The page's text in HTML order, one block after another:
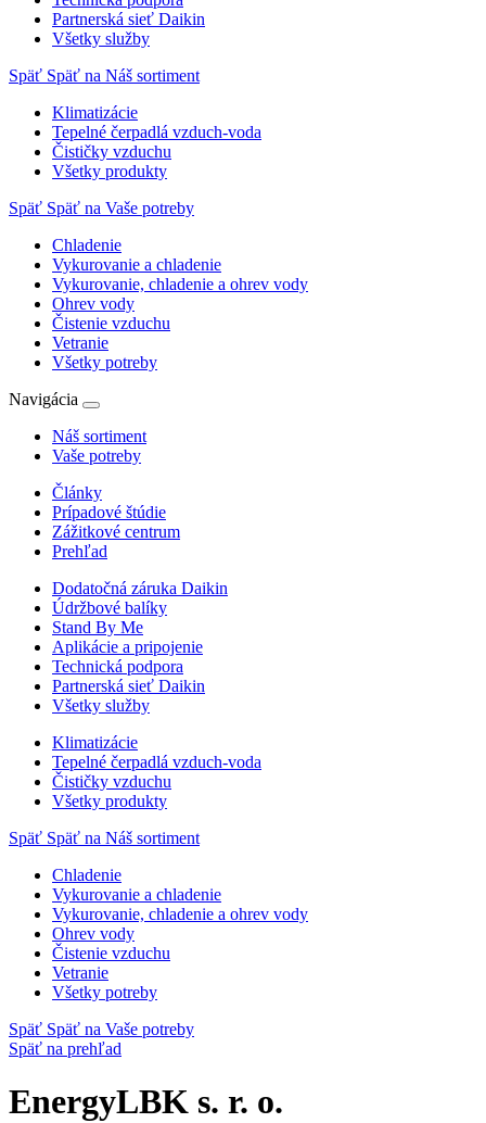
Partnerská sieť Daikin
Všetky služby
Späť Späť na Náš sortiment
Klimatizácie
Tepelné čerpadlá vzduch-voda
Čističky vzduchu
Všetky produkty
Späť Späť na Vaše potreby
Chladenie
Vykurovanie a chladenie
Vykurovanie, chladenie a ohrev vody
Ohrev vody
Čistenie vzduchu
Vetranie
Všetky potreby
Navigácia
Náš sortiment
Vaše potreby
Články
Prípadové štúdie
Zážitkové centrum
Prehľad
Dodatočná záruka Daikin
Údržbové balíky
Stand By Me
Aplikácie a pripojenie
Technická podpora
Partnerská sieť Daikin
Všetky služby
Klimatizácie
Tepelné čerpadlá vzduch-voda
Čističky vzduchu
Všetky produkty
Späť Späť na Náš sortiment
Chladenie
Vykurovanie a chladenie
Vykurovanie, chladenie a ohrev vody
Ohrev vody
Čistenie vzduchu
Vetranie
Všetky potreby
Späť Späť na Vaše potreby
Späť na prehľad
EnergyLBK s. r. o.